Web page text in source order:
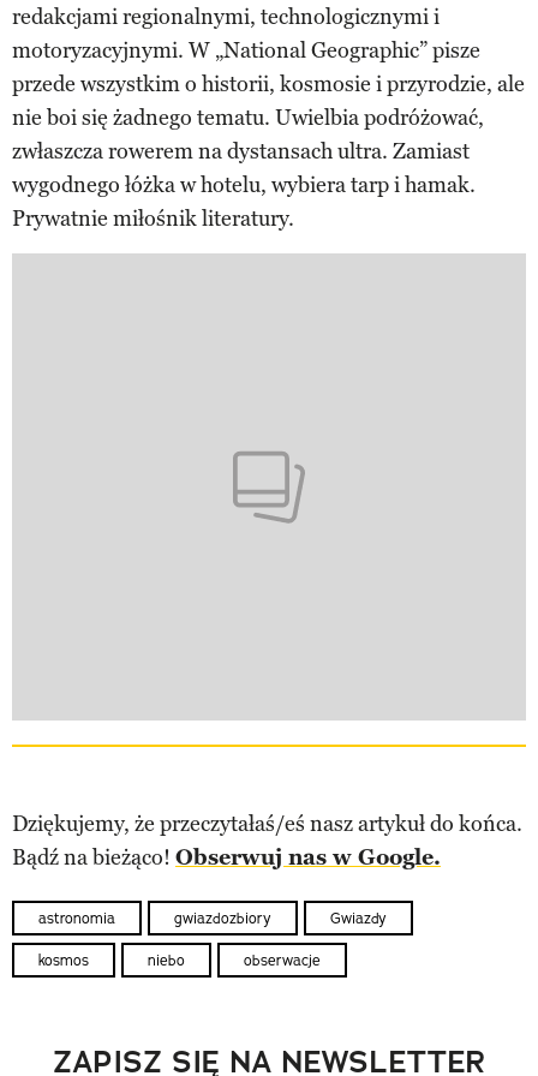
redakcjami regionalnymi, technologicznymi i
motoryzacyjnymi. W „National Geographic” pisze
przede wszystkim o historii, kosmosie i przyrodzie, ale
nie boi się żadnego tematu. Uwielbia podróżować,
zwłaszcza rowerem na dystansach ultra. Zamiast
wygodnego łóżka w hotelu, wybiera tarp i hamak.
Prywatnie miłośnik literatury.
Dziękujemy, że przeczytałaś/eś nasz artykuł do końca.
Bądź na bieżąco! Obserwuj nas w Google.
astronomia gwiazdozbiory Gwiazdy
kosmos niebo obserwacje
ZAPISZ SIĘ NA NEWSLETTER